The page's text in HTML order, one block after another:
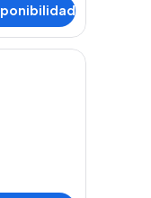
caja fuerte,